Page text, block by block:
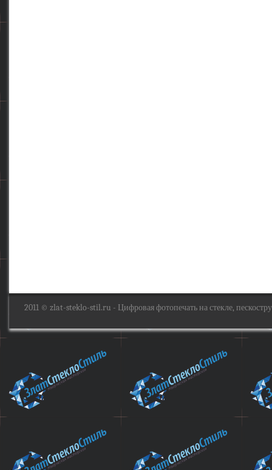
2011 © zlat-steklo-stil.ru - Цифровая фотопечать на стекле,